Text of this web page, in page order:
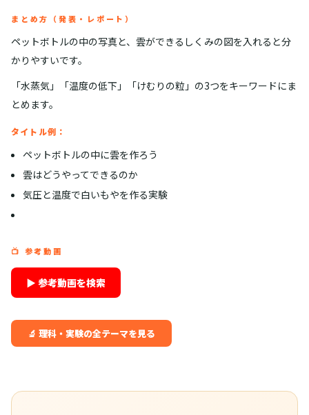
まとめ方（発表・レポート）
ペットボトルの中の写真と、雲ができるしくみの図を入れると分
かりやすいです。
「水蒸気」「温度の低下」「けむりの粒」の3つをキーワードにま
とめます。
タイトル例：
ペットボトルの中に雲を作ろう
雲はどうやってできるのか
気圧と温度で白いもやを作る実験
📺 参考動画
▶ 参考動画を検索
🔬 理科・実験の全テーマを見る